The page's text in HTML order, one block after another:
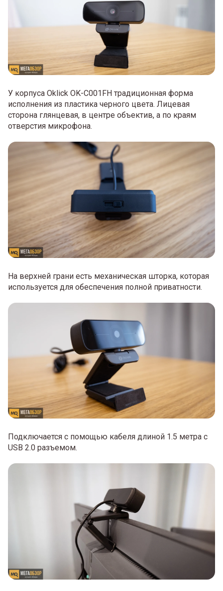
У корпуса Oklick OK-C001FH традиционная форма
исполнения из пластика черного цвета. Лицевая
сторона глянцевая, в центре объектив, а по краям
отверстия микрофона.
На верхней грани есть механическая шторка, которая
используется для обеспечения полной приватности.
Подключается с помощью кабеля длиной 1.5 метра с
USB 2.0 разъемом.